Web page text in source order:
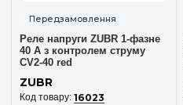
Реле напруги ZUBR 1-фазне
40 А з контролем струму
CV2-40 red
ZUBR
16023